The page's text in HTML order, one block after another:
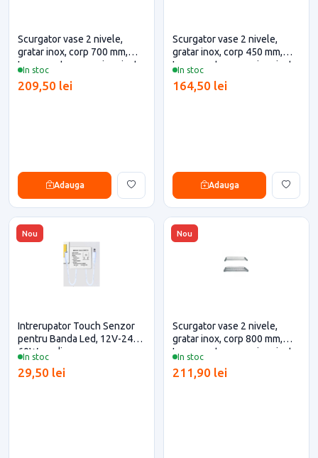
In stoc
Scurgator vase 2 nivele,
gratar inox, corp 700 mm,
Inoxa pentru casa si proiecte
209,50 lei
Adauga
In stoc
Scurgator vase 2 nivele,
gratar inox, corp 450 mm,
Inoxa pentru casa si proiecte
164,50 lei
Adauga
Nou
In stoc
Intrerupator Touch Senzor
pentru Banda Led, 12V-24V,
60W, cu dimare
29,50 lei
Nou
In stoc
Scurgator vase 2 nivele,
gratar inox, corp 800 mm,
Inoxa pentru casa si proiecte
211,90 lei